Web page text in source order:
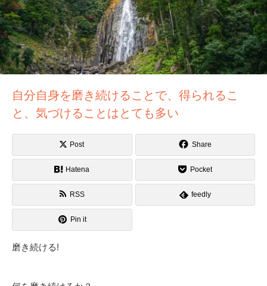
自分自身を磨き続けることで、得られるこ
と、気づけることはとても多い
Post Share
Hatena Pocket
RSS feedly
Pin it
磨き続ける!